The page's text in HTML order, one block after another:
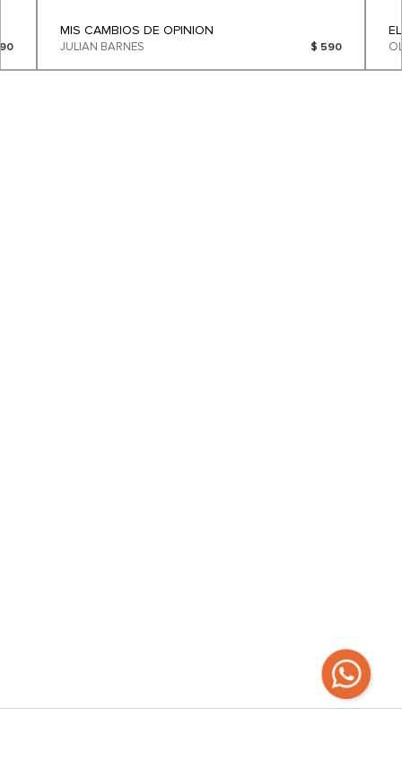
MIS CAMBIOS DE OPINION
JULIAN BARNES $ 590